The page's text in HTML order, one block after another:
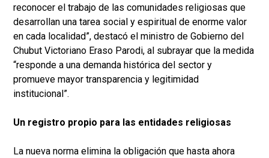
reconocer el trabajo de las comunidades religiosas que
desarrollan una tarea social y espiritual de enorme valor
en cada localidad”, destacó el ministro de Gobierno del
Chubut Victoriano Eraso Parodi, al subrayar que la medida
“responde a una demanda histórica del sector y
promueve mayor transparencia y legitimidad
institucional”.
Un registro propio para las entidades religiosas
La nueva norma elimina la obligación que hasta ahora